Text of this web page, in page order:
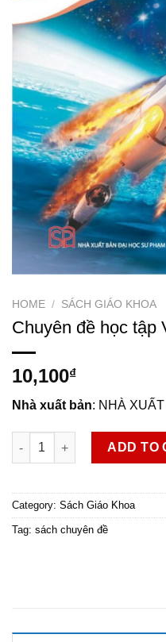
HOME / SÁCH GIÁO KHOA
Chuyên đề học tập
10,100₫
Nhà xuất bản: NHÀ
Chuyên đề học tập Vật lí 11
ADD TO
Category: Sách Giáo Khoa
Tag: sách chuyên đề